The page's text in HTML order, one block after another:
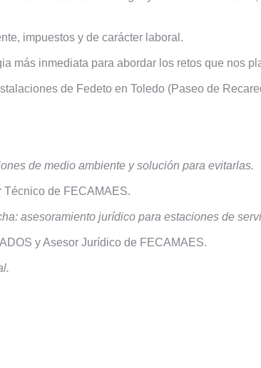
impuestos y de carácter laboral.
más inmediata para abordar los retos que nos
de Fedeto en Toledo (Paseo de
de medio ambiente y solución para evitarlas.
Técnico de FECAMAES.
asesoramiento jurídico para estaciones de
y Asesor Jurídico de FECAMAES.